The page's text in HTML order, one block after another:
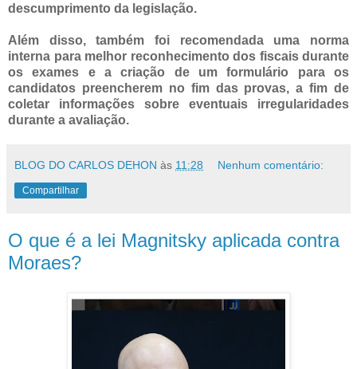
descumprimento da legislação.
Além disso, também foi recomendada uma norma
interna para melhor reconhecimento dos fiscais durante
os exames e a criação de um formulário para os
candidatos preencherem no fim das provas, a fim de
coletar informações sobre eventuais irregularidades
durante a avaliação.
BLOG DO CARLOS DEHON às 11:28 Nenhum comentário:
Compartilhar
O que é a lei Magnitsky aplicada contra
Moraes?